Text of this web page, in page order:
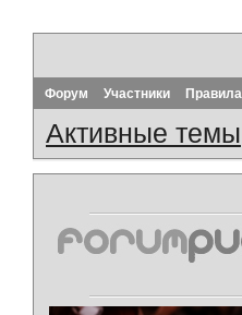
Форум Участники Правила
Активные темы